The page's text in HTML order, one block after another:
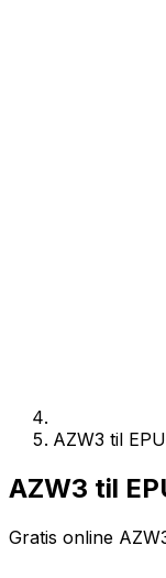
AZW3 til
AZW3 til
Gratis online